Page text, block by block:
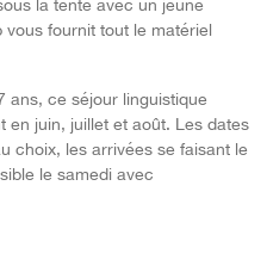
la tente avec un jeune
fournit tout le matériel
ans, ce séjour linguistique
en juin, juillet et août. Les dates
choix, les arrivées se faisant le
le samedi avec